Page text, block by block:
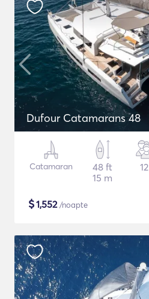
Dufour Catamarans 48
Catamaran
48 ft
15 m
12
$1,552/noapte